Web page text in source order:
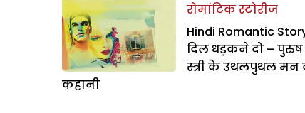
रोमांटिक स्टोरीज
Hindi Romantic
दिल धड़कने दो –
स्त्री के उथलपुथल मन
कहानी